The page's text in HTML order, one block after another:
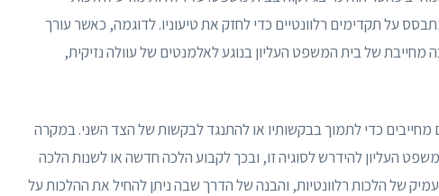
על תקדימים רלוונטיים כדי לחזק את טיעוניו. לדוגמה, כאשר עורך
מחייבת של בית המשפט העליון בנוגע לאלמנטים של עוולה נזיקית,
מחייבים כדי לתמוך בבקשותיו או להתנגד לבקשות של הצד השני. במקרה
העליון להידרש לסוגיה זו, ובכך לקבוע הלכה חדשה או לשנות הלכה
של הלכות רלוונטיות, והבנה של הדרך שבה ניתן להחיל את ההלכות על